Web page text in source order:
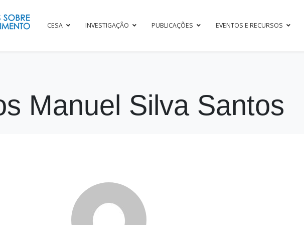
CESA INVESTIGAÇÃO PUBLICAÇÕES EVENTOS E RECURSOS
Manuel Silva Santos